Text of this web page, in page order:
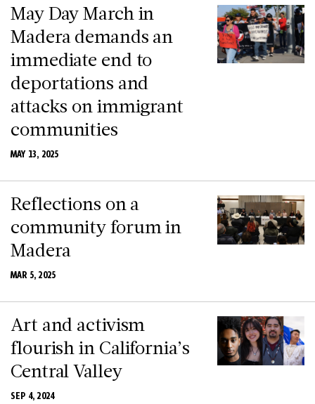
May Day March in
Madera demands an
immediate end to
deportations and
attacks on immigrant
communities
MAY 13, 2025
Reflections on a
community forum in
Madera
MAR 5, 2025
Art and activism
flourish in California’s
Central Valley
SEP 4, 2024